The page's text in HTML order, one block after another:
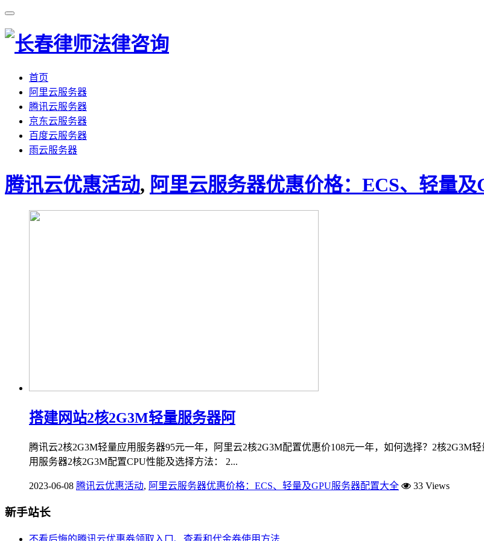
首页
阿里云服务器
腾讯云服务器
京东云服务器
百度云服务器
雨云服务器
腾讯云优惠活动, 阿里云服务器优惠价格：ECS、轻量
搭建网站2核2G3M轻量服务器阿
腾讯云2核2G3M轻量应用服务器95元一年，阿里云2核2G3M配置优惠价108元一年，如何选择？2核
用服务器2核2G3M配置CPU性能及选择方法： 2...
2023-06-08 腾讯云优惠活动, 阿里云服务器优惠价格：ECS、轻量及GPU服务器配置大全 33 Views
新手站长
不看后悔的腾讯云优惠券领取入口、查看和代金券使用方法